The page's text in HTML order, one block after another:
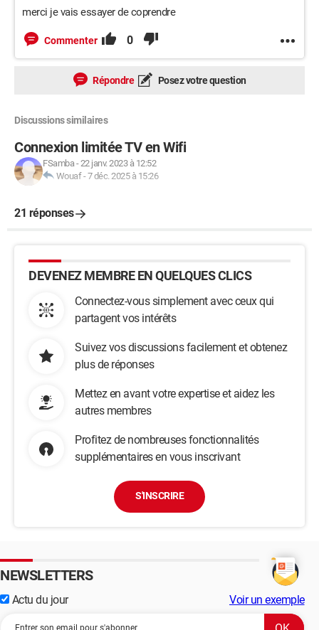
merci je vais essayer de coprendre
Commenter 0
Répondre Posez votre question
Discussions similaires
Connexion limitée TV en Wifi
FSamba-22 janv. 2023 à 12:52
Wouaf-7 déc. 2025 à 15:26
21 réponses
DEVENEZ MEMBRE EN QUELQUES CLICS
Connectez-vous simplement avec ceux qui
partagent vos intérêts
Suivez vos discussions facilement et obtenez
plus de réponses
Mettez en avant votre expertise et aidez les
autres membres
Profitez de nombreuses fonctionnalités
supplémentaires en vous inscrivant
S'INSCRIRE
NEWSLETTERS
Actu du jour Voir un exemple